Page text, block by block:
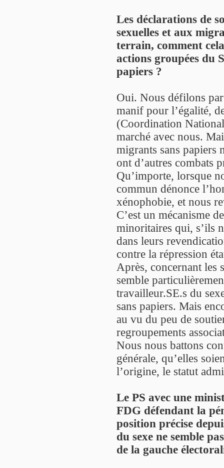
Les déclarations de
sexuelles et aux
terrain, comment
actions groupées du
papiers ?
Oui. Nous défilons
manif pour l’égalité,
(Coordination
marché avec nous.
migrants sans papiers
ont d’autres combats
Qu’importe, lorsque
commun dénonce
xénophobie, et nous
C’est un mécanisme
minoritaires qui, s’ils
dans leurs
contre la répression
Après, concernant les
semble
travailleur.SE.s du
sans papiers. Mais
au vu du peu de
regroupements
Nous nous battons
générale, qu’elles
l’origine, le statut
Le PS avec une
FDG défendant la
position précise
du sexe ne semble
de la gauche